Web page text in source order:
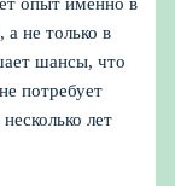
не только в
шансы, что
потребует
лет